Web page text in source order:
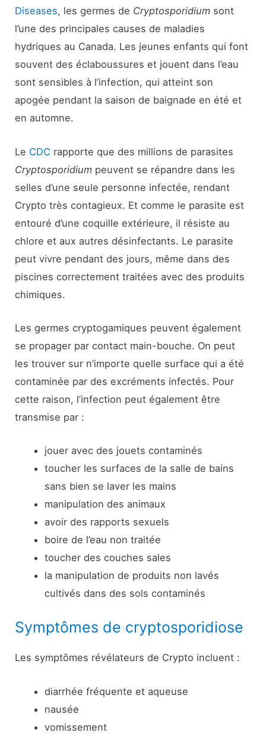
Diseases, les germes de Cryptosporidium sont
l’une des principales causes de maladies
hydriques au Canada. Les jeunes enfants qui font
souvent des éclaboussures et jouent dans l’eau
sont sensibles à l’infection, qui atteint son
apogée pendant la saison de baignade en été et
en automne.
Le CDC rapporte que des millions de parasites
Cryptosporidium peuvent se répandre dans les
selles d’une seule personne infectée, rendant
Crypto très contagieux. Et comme le parasite est
entouré d’une coquille extérieure, il résiste au
chlore et aux autres désinfectants. Le parasite
peut vivre pendant des jours, même dans des
piscines correctement traitées avec des produits
chimiques.
Les germes cryptogamiques peuvent également
se propager par contact main-bouche. On peut
les trouver sur n’importe quelle surface qui a été
contaminée par des excréments infectés. Pour
cette raison, l’infection peut également être
transmise par :
jouer avec des jouets contaminés
toucher les surfaces de la salle de bains
sans bien se laver les mains
manipulation des animaux
avoir des rapports sexuels
boire de l’eau non traitée
toucher des couches sales
la manipulation de produits non lavés
cultivés dans des sols contaminés
Symptômes de cryptosporidiose
Les symptômes révélateurs de Crypto incluent :
diarrhée fréquente et aqueuse
nausée
vomissement